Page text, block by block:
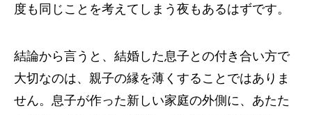
度も同じことを考えてしまう夜もあるはずです。
結論から言うと、結婚した息子との付き合い方で
大切なのは、親子の縁を薄くすることではありま
せん。息子が作った新しい家庭の外側に、あたた